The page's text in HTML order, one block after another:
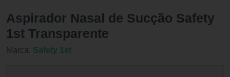
Aspirador Nasal de Sucção Safety
1st Transparente
Marca: Safety 1st